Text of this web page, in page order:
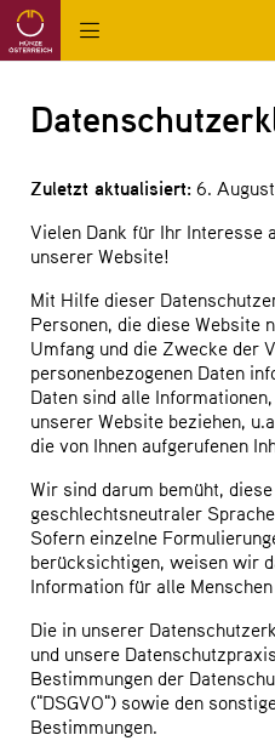
Zuletzt aktualisiert: 6.
Vielen Dank für Ihr Interesse
unserer Website!
Mit Hilfe dieser
Personen, die diese Website
Umfang und die Zwecke der
personenbezogenen Daten
Daten sind alle
unserer Website beziehen,
die von Ihnen aufgerufenen
Wir sind darum bemüht,
geschlechtsneutraler
Sofern einzelne
berücksichtigen, weisen wir
Information für alle
Die in unserer
und unsere
Bestimmungen der
("DSGVO") sowie den
Bestimmungen.